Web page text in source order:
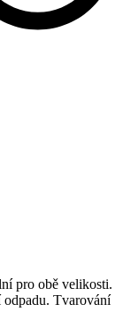
pro obě velikosti.
odpadu. Tvarování